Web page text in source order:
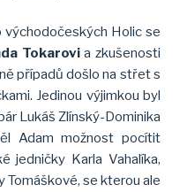
východočeských Holic se
Tokarovia zkušenosti
případů došlo na střet s
Jedinou výjimkou byl
Lukáš Zlínský-Dominika
Adam možnost pocítit
jedničky Karla Vahalíka,
Tomáškové, se kterou ale